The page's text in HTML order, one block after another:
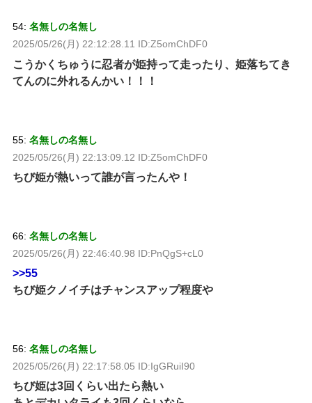
54: 名無しの名無し
2025/05/26(月) 22:12:28.11 ID:Z5omChDF0
こうかくちゅうに忍者が姫持って走ったり、姫落ちてき
てんのに外れるんかい！！！
55: 名無しの名無し
2025/05/26(月) 22:13:09.12 ID:Z5omChDF0
ちび姫が熱いって誰が言ったんや！
66: 名無しの名無し
2025/05/26(月) 22:46:40.98 ID:PnQgS+cL0
>>55
ちび姫クノイチはチャンスアップ程度や
56: 名無しの名無し
2025/05/26(月) 22:17:58.05 ID:IgGRuiI90
ちび姫は3回くらい出たら熱い